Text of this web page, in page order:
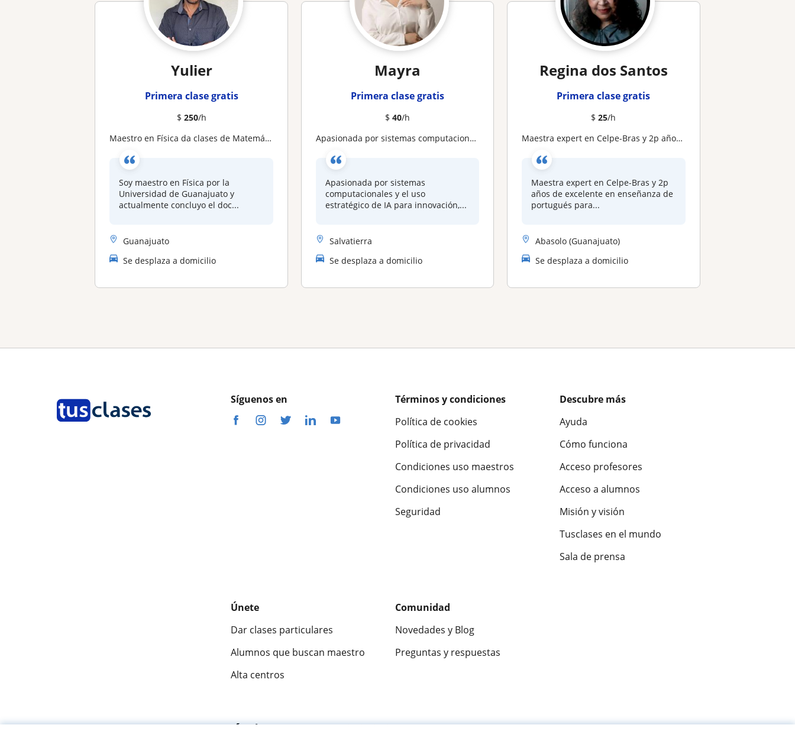
Yulier
Primera clase gratis
$ 250/h
Maestro en Física da clases de Matemáticas y prepara para EXCOBA y admisión UNAM y UG en León y en línea
Soy maestro en Física por la
Universidad de Guanajuato y
actualmente concluyo el doc...
Guanajuato
Se desplaza a domicilio
Mayra
Primera clase gratis
$ 40/h
Apasionada por sistemas computacionales y el uso estratégico de IA para innovación, aprendizaje y solución tecnológica
Apasionada por sistemas
computacionales y el uso
estratégico de IA para innovación,...
Salvatierra
Se desplaza a domicilio
Regina dos Santos
Primera clase gratis
$25/h
Maestra expert en Celpe-Bras y 2p años de excelente en enseñanza de portugués para extranjeros
Maestra expert en Celpe-Bras y 2p
años de excelente en enseñanza de
portugués para...
Abasolo (Guanajuato)
Se desplaza a domicilio
Síguenos en
Términos y condiciones
Política de cookies
Política de privacidad
Condiciones uso maestros
Condiciones uso alumnos
Seguridad
Descubre más
Ayuda
Cómo funciona
Acceso profesores
Acceso a alumnos
Misión y visión
Tusclases en el mundo
Sala de prensa
Únete
Dar clases particulares
Alumnos que buscan maestro
Alta centros
Comunidad
Novedades y Blog
Preguntas y respuestas
Fantástica 9,5/10 ★★★★★